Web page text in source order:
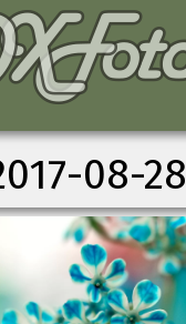
08-28